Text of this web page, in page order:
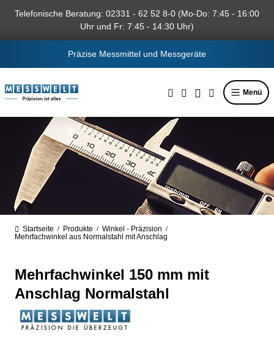
springen
Telefonische Beratung: 02331 - 62 52 8-0 (Mo-Do: 7:45 - 16:00
Uhr und Fr: 7:45 - 14:30 Uhr)
Präzise Messmittel und Messgeräte
Menü
Startseite / Produkte / Winkel - Präzision /
Mehrfachwinkel aus Normalstahl mit Anschlag
Mehrfachwinkel 150 mm mit
Anschlag Normalstahl